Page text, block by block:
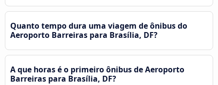
Quanto tempo dura uma viagem de ônibus do
Aeroporto Barreiras para Brasília, DF?
A que horas é o primeiro ônibus de Aeroporto
Barreiras para Brasília, DF?